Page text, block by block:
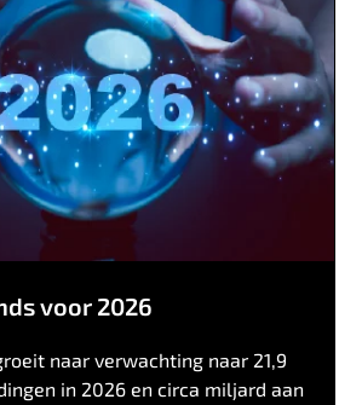
voor 2026
naar verwachting naar 21,9
in 2026 en circa miljard aan